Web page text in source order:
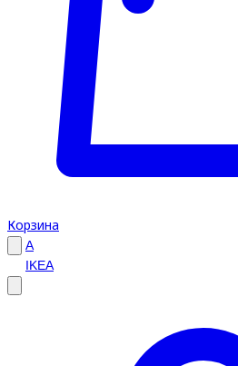
Корзина
A
IKEA